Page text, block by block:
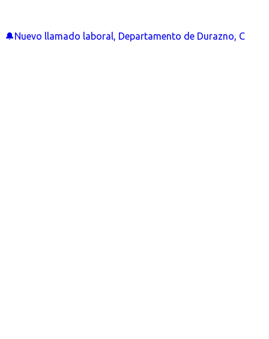
🔔Nuevo llamado laboral, Departamento de Durazno, C